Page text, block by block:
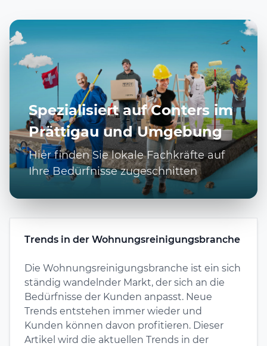
Spezialisiert auf Conters im
Prättigau und Umgebung
Hier finden Sie lokale Fachkräfte auf
Ihre Bedürfnisse zugeschnitten
Trends in der Wohnungsreinigungsbranche
Die Wohnungsreinigungsbranche ist ein sich
ständig wandelnder Markt, der sich an die
Bedürfnisse der Kunden anpasst. Neue
Trends entstehen immer wieder und
Kunden können davon profitieren. Dieser
Artikel wird die aktuellen Trends in der